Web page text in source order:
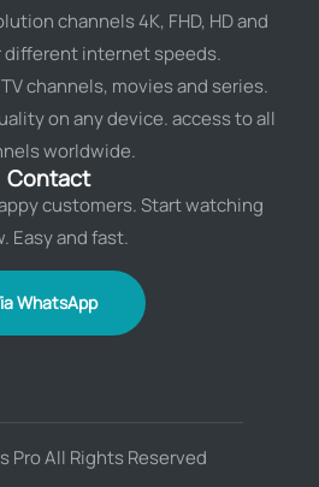
channels 4K, FHD, HD and
different internet speeds.
channels, movies and series.
on any device. access to all
worldwide.
Contact
customers. Start watching
Easy and fast.
WhatsApp
Pro All Rights Reserved